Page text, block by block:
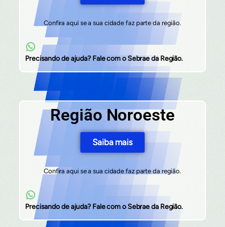
Confira aqui se a sua cidade faz parte da região.
Precisando de ajuda? Fale com o Sebrae da Região.
Região Noroeste
Saiba mais
Confira aqui se a sua cidade faz parte da região.
Precisando de ajuda? Fale com o Sebrae da Região.